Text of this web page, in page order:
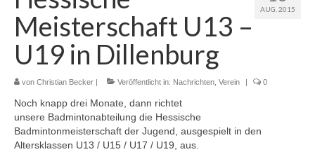
2. Mannschaft
3. Mannschaft
Jugendmannschaft
U19-Mannschaft
U17-Mannschaft
AUG. 2015
Meisterschaft U13 –
U19 in Dillenburg
von Christian Becker | Veröffentlicht in: Nachrichten Verein | 0
Noch knapp drei Monate, dann richtet
unsere Badmintonabteilung die Hessische
Badmintonmeisterschaft der Jugend, ausgespielt in den
Altersklassen U13 / U15 / U17 / U19, aus.